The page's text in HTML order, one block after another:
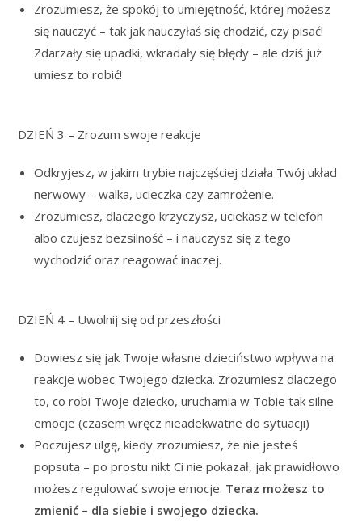
Zrozumiesz, że spokój to umiejętność, której możesz
się nauczyć – tak jak nauczyłaś się chodzić, czy pisać!
Zdarzały się upadki, wkradały się błędy – ale dziś już
umiesz to robić!
DZIEŃ 3 – Zrozum swoje reakcje
Odkryjesz, w jakim trybie najczęściej działa Twój układ
nerwowy – walka, ucieczka czy zamrożenie.
Zrozumiesz, dlaczego krzyczysz, uciekasz w telefon
albo czujesz bezsilność – i nauczysz się z tego
wychodzić oraz reagować inaczej.
DZIEŃ 4 – Uwolnij się od przeszłości
Dowiesz się jak Twoje własne dzieciństwo wpływa na
reakcje wobec Twojego dziecka. Zrozumiesz dlaczego
to, co robi Twoje dziecko, uruchamia w Tobie tak silne
emocje (czasem wręcz nieadekwatne do sytuacji)
Poczujesz ulgę, kiedy zrozumiesz, że nie jesteś
popsuta – po prostu nikt Ci nie pokazał, jak prawidłowo
możesz regulować swoje emocje. Teraz możesz to
zmienić – dla siebie i swojego dziecka.